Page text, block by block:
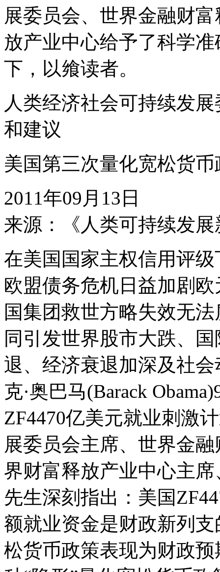
展委员会、世界金融财
放产业中心给予了科学
下，以飨读者。
人类经济社会可持续发
和建议
美国第三次量化宽松货
2011年09月13日
来源：《人类可持续发
在美国国家主权信用评
欧盟债务危机日益加剧
国集团救世方略失效无
同引发世界股市大跌、
退、经济衰退加深及社
克·奥巴马(Barack
ZF4470亿美元就业刺激
展委员会主席、世界金
界财富释放产业中心主
先生深刻指出：美国
额就业资金是财政新列
松货币政策表现为财政